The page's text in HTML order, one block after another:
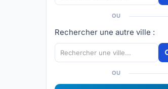
OU
Rechercher une autre ville :
OU